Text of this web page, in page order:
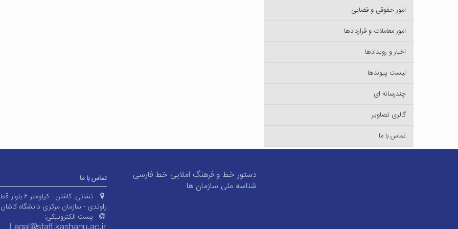
امور حقوقی و قضایی
امور معاملات و قراردادها
اخبار و رویدادها
لیست پیوند‌ها
چندرسانه ای
گالری تصاویر
تماس با ما
دستور خط و فرهنگ املایی خط فارسی
شناسه ملی سازمان ها
تماس با ما
نشانی:
کاشان - کیلومتر ۶
راوندی - سازمان مرکزی دانشگاه کاشان
پست الکترونیکی: